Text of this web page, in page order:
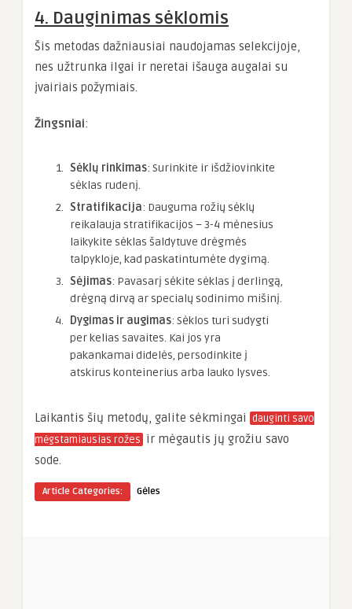
4. Dauginimas sėklomis
Šis metodas dažniausiai naudojamas selekcijoje,
nes užtrunka ilgai ir neretai išauga augalai su
įvairiais požymiais.
Žingsniai:
Sėklų rinkimas: Surinkite ir išdžiovinkite
sėklas rudenį.
Stratifikacija: Dauguma rožių sėklų
reikalauja stratifikacijos – 3-4 mėnesius
laikykite sėklas šaldytuve drėgmės
talpykloje, kad paskatintumėte dygimą.
Sėjimas: Pavasarį sėkite sėklas į derlingą,
drėgną dirvą ar specialų sodinimo mišinį.
Dygimas ir augimas: Sėklos turi sudygti
per kelias savaites. Kai jos yra
pakankamai didelės, persodinkite į
atskirus konteinerius arba lauko lysves.
Laikantis šių metodų, galite sėkmingai dauginti savo
mėgstamiausias rožes ir mėgautis jų grožiu savo
sode.
Article Categories: Gėles